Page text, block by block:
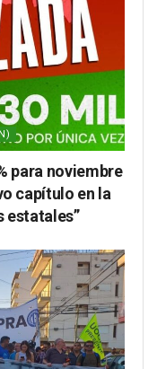
para noviembre
capítulo en la
estatales”